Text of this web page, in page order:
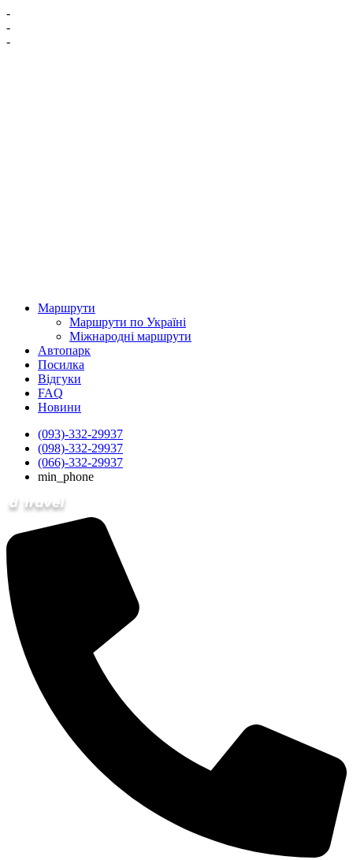
-
-
-
Маршрути
Маршрути по Україні
Міжнародні маршрути
Автопарк
Посилка
Відгуки
FAQ
Новини
(093)-332-29937
(098)-332-29937
(066)-332-29937
min_phone